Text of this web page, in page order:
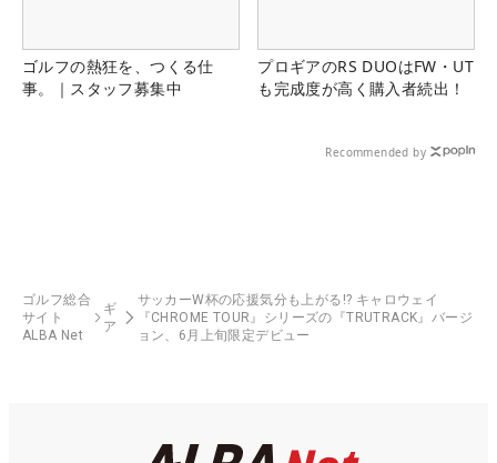
ゴルフの熱狂を、つくる仕
事。｜スタッフ募集中
プロギアのRS DUOはFW・UT
も完成度が高く購入者続出！
Recommended by
ゴルフ総合
サイト
ALBA Net
ギ
ア
サッカーW杯の応援気分も上がる!? キャロウェイ
『CHROME TOUR』シリーズの『TRUTRACK』バージ
ョン、6月上旬限定デビュー